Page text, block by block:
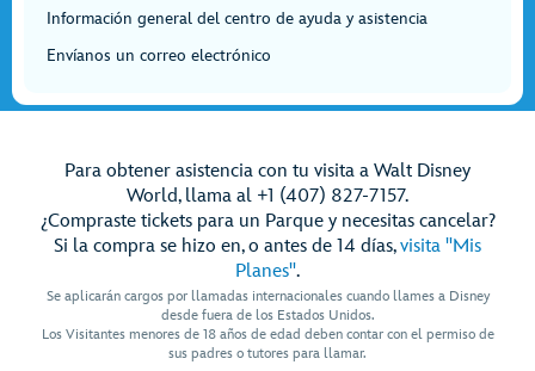
Información general del centro de ayuda y asistencia
Envíanos un correo electrónico
Para obtener asistencia con tu visita a Walt Disney
World, llama al +1 (407) 827-7157.
¿Compraste tickets para un Parque y necesitas cancelar?
Si la compra se hizo en, o antes de 14 días,visita "Mis
Planes".
Se aplicarán cargos por llamadas internacionales cuando llames a Disney
desde fuera de los Estados Unidos.
Los Visitantes menores de 18 años de edad deben contar con el permiso de
sus padres o tutores para llamar.